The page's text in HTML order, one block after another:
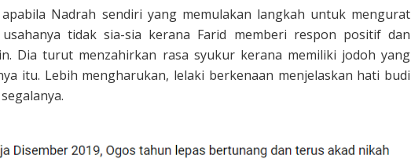
Nadrah sendiri yang memulakan langkah untuk mengurat
tidak sia-sia kerana Farid memberi respon positif dan
Dia turut menzahirkan rasa syukur kerana memiliki jodoh yang
itu. Lebih mengharukan, lelaki berkenaan menjelaskan hati budi